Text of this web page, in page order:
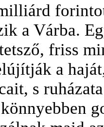
a Várba.
friss
a
s